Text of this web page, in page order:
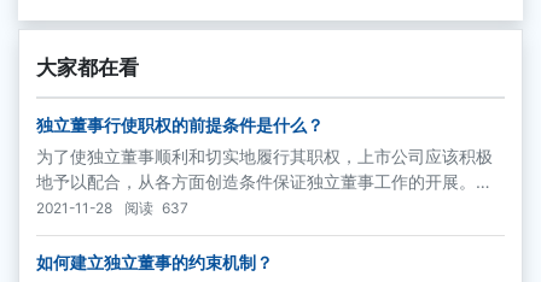
大家都在看
独立董事行使职权的前提条件是什么？
为了使独立董事顺利和切实地履行其职权，上市公司应该积极
地予以配合，从各方面创造条件保证独立董事工作的开展。具
体而言，上市公司应该提供的条件包括：
2021-11-28 阅读 637
如何建立独立董事的约束机制？